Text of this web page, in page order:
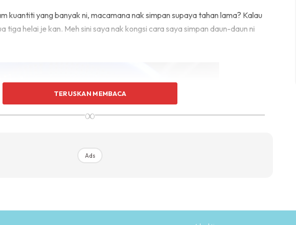
kuantiti yang banyak ni, macamana nak simpan supaya tahan lama? Kalau
tiga helai je kan. Meh sini saya nak kongsi cara saya simpan daun-daun ni
TERUSKAN MEMBACA
∞
Ads